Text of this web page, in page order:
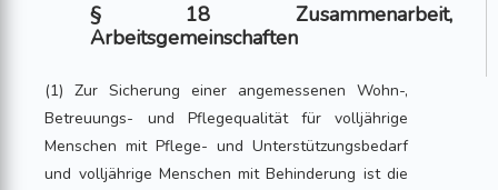
§ 18 Zusammenarbeit,
Arbeitsgemeinschaften
(1) Zur Sicherung einer angemessenen Wohn-,
Betreuungs- und Pflegequalität für volljährige
Menschen mit Pflege- und Unterstützungsbedarf
und volljährige Menschen mit Behinderung ist die